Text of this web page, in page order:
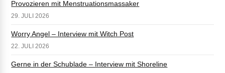
Provozieren mit Menstruationsmassaker
29. JULI 2026
Worry Angel – Interview mit Witch Post
22. JULI 2026
Gerne in der Schublade – Interview mit Shoreline